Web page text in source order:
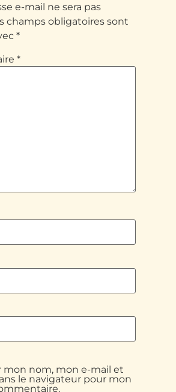
e-mail ne sera pas
champs obligatoires sont
*
*
mon nom, mon e-mail et
le navigateur pour mon